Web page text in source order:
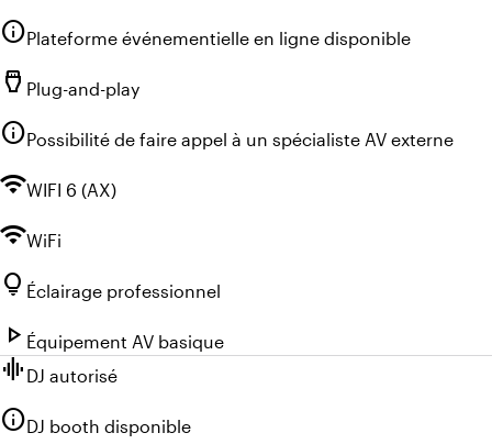
infoPlateforme événementielle en ligne disponible
settings_input_hdmi Plug-and-play
infoPossibilité de faire appel à un spécialiste AV externe
wifiWIFI 6 (AX)
wifiWiFi
lightbulb Éclairage professionnel
play_arrow Équipement AV basique
graphic_eq DJ autorisé
infoDJ booth disponible